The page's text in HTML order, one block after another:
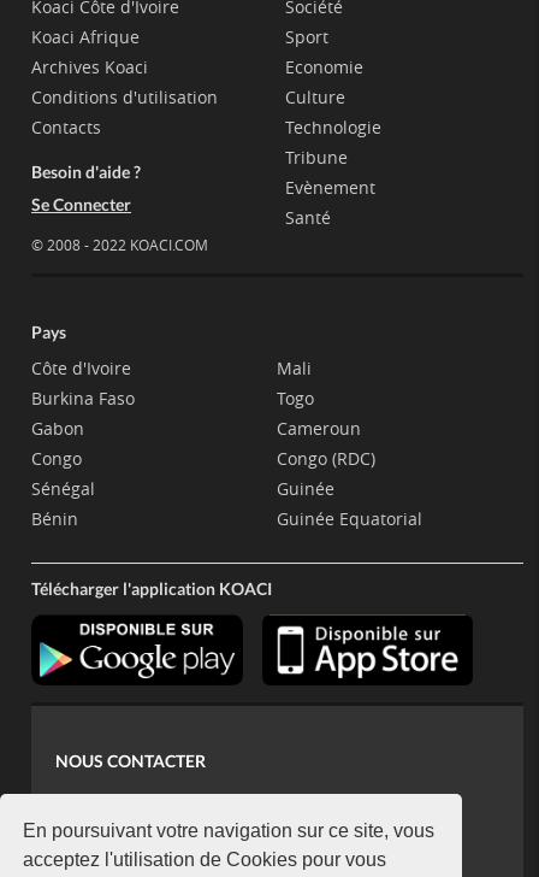
En poursuivant votre navigation sur ce site, vous
acceptez l'utilisation de Cookies pour vous
Koaci Côte d'Ivoire
Koaci Afrique
Archives Koaci
Conditions d'utilisation
Contacts
Besoin d'aide ?
Se Connecter
© 2008 - 2022 KOACI.COM
Société
Sport
Economie
Culture
Technologie
Tribune
Evènement
Santé
Pays
Côte d'Ivoire
Burkina Faso
Gabon
Congo
Sénégal
Bénin
Mali
Togo
Cameroun
Congo (RDC)
Guinée
Guinée Equatorial
Télécharger l'application KOACI
NOUS CONTACTER
koaci@yahoo.fr
+225 07 08 85 52 93